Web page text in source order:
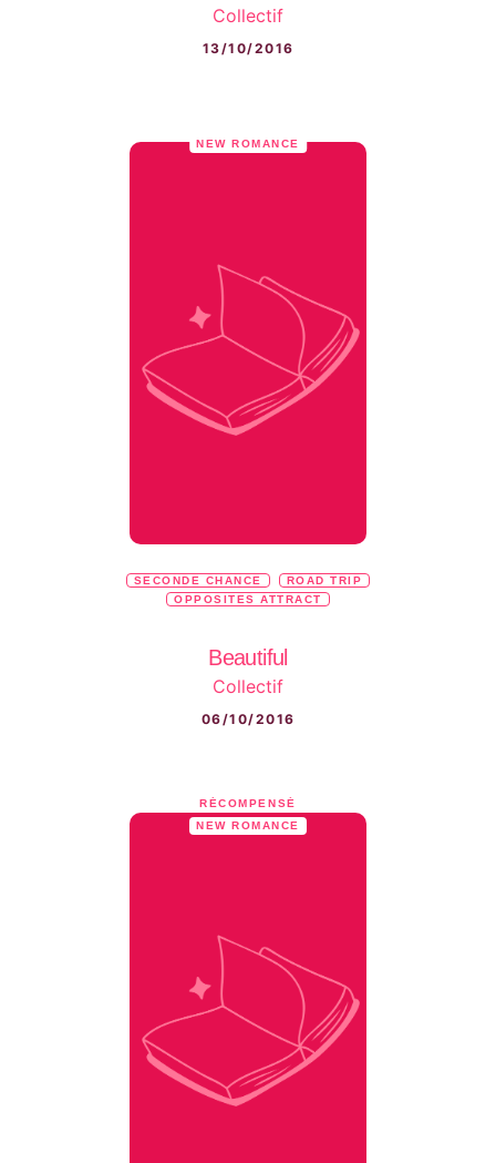
Collectif
13/10/2016
NEW ROMANCE
SECONDE CHANCE
ROAD TRIP
OPPOSITES ATTRACT
Beautiful
Collectif
06/10/2016
RÉCOMPENSÉ
NEW ROMANCE